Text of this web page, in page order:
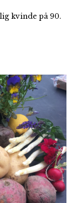
kvinde på 90.